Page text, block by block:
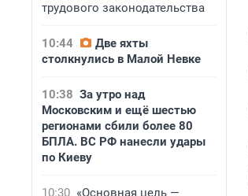
трудового законодательства
10:44
Две яхты
столкнулись в Малой Невке
10:38 За утро над
Московским и ещё шестью
регионами сбили более 80
БПЛА. ВС РФ нанесли удары
по Киеву
10:30 «Основная цель —